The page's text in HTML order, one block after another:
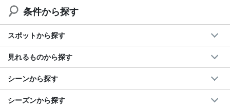
◆参加日の
前日18:00までキャンセル料なし
⬇︎サンセットカヌーツアーはこちら⬇︎
★夏の特別SALE【西表島】当日予約OK☆夕焼け空に
うっとり黄昏…世界遺産西表島の大自然でサンセット
→ 7,900円
条件から探す
スポットから探す
見れるものから探す
シーンから探す
シーズンから探す